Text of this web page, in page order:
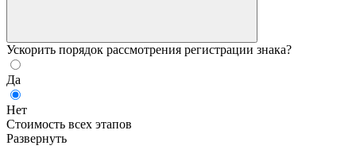
Ускорить порядок рассмотрения регистрации знака?
Да
Нет
Стоимость всех этапов
Развернуть